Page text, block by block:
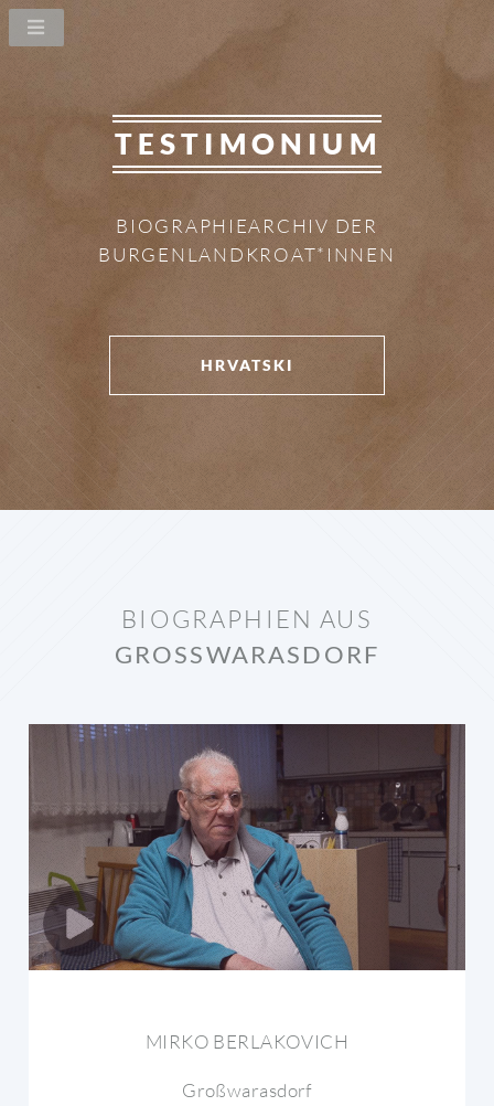
TESTIMONIUM
BIOGRAPHIEARCHIV DER
BURGENLANDKROAT*INNEN
HRVATSKI
BIOGRAPHIEN AUS
GROSSWARASDORF
MIRKO BERLAKOVICH
Großwarasdorf